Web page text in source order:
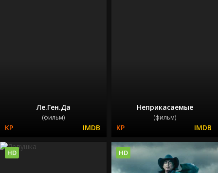
Ле.Ген.Да
(фильм)
Неприкасаемые
(фильм)
HD HD